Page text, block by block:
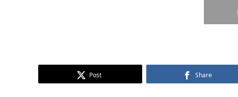
Post Share